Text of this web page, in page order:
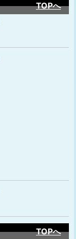
TOPへ
TOPへ